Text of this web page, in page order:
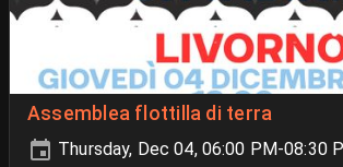
Assemblea flottilla di terra
Thursday, Dec 04, 06:00 PM-08:30